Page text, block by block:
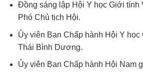
Đồng sáng lập Hội Y học Giới tính
Phó Chủ tịch Hội.
Ủy viên Ban Chấp hành Hội Y
Thái Bình Dương.
Ủy viên Ban Chấp hành Hội Nam